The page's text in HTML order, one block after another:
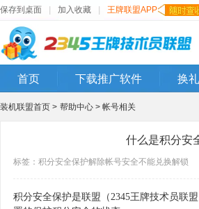
保存到桌面 加入收藏 王牌联盟APP
首页 下载推广软件 换
装机联盟首页 > 帮助中心 > 帐号相关
什么是积分安
标签： 积分安全保护解除帐号安全不能兑换解锁
积分安全保护是联盟（2345王牌技术员联